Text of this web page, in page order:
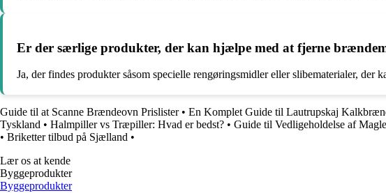
Er der særlige produkter, der kan hjælpe med at fjerne
Ja, der findes produkter såsom specielle rengøringsmidler eller slibematerialer,
Guide til at Scanne Brændeovn Prislister• En Komplet Guide til Lautrupskaj
Tyskland • Halmpiller vs Træpiller: Hvad er bedst? • Guide til Vedligeholdelse af
• Briketter tilbud på Sjælland •
Lær os at kende
Byggeprodukter
Byggeprodukter